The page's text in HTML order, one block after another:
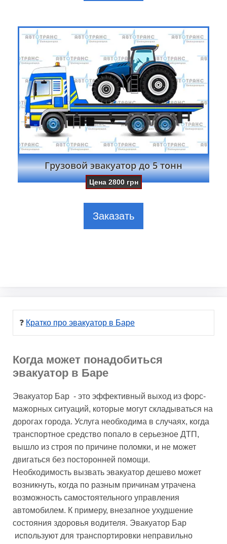
Грузовой эвакуатор до 5 тонн
Цена2800 грн
Заказать
❓ Кратко про эвакуатор в Баре
Когда может понадобиться
эвакуатор в Баре
Эвакуатор Бар - это эффективный выход из форс-
мажорных ситуаций, которые могут складываться на
дорогах города. Услуга необходима в случаях, когда
транспортное средство попало в серьезное ДТП,
вышло из строя по причине поломки, и не может
двигаться без посторонней помощи.
Необходимость вызвать эвакуатор дешево может
возникнуть, когда по разным причинам утрачена
возможность самостоятельного управления
автомобилем. К примеру, внезапное ухудшение
состояния здоровья водителя. Эвакуатор Бар
используют для транспортировки неправильно